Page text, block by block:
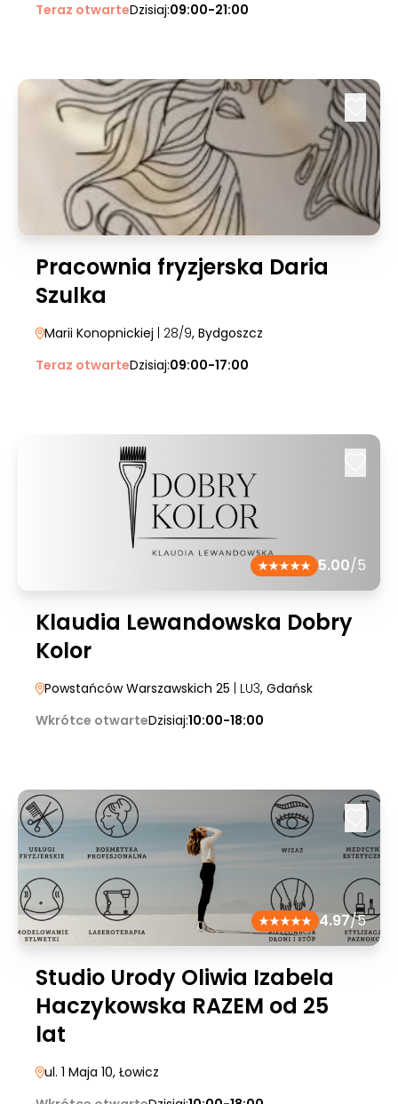
Teraz otwarteDzisiaj:09:00-21:00
Pracownia fryzjerska Daria
Szulka
Marii Konopnickiej | 28/9, Bydgoszcz
Teraz otwarteDzisiaj:09:00-17:00
5.00/5
Klaudia Lewandowska Dobry
Kolor
Powstańców Warszawskich 25 | LU3, Gdańsk
Wkrótce otwarteDzisiaj:10:00-18:00
4.97/5
Studio Urody Oliwia Izabela
Haczykowska RAZEM od 25
lat
ul. 1 Maja 10, Łowicz